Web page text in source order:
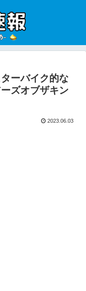
ーバイク的な
ズオブザキン
2023.06.03